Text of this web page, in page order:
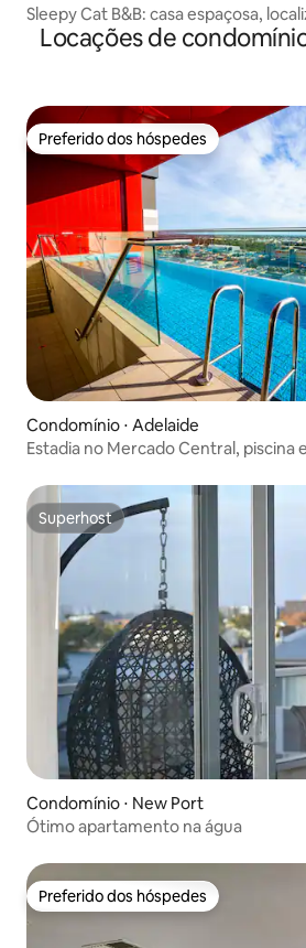
Sleepy Cat B&B: casa espaçosa,
Locações de
Preferido dos hóspedes
Preferido dos hóspedes
Condomínio ⋅ Adelaide
Estadia no Mercado Central, piscina
Superhost
Superhost
Condomínio ⋅ New Port
Ótimo apartamento na água
Preferido dos hóspedes
Preferido dos hóspedes